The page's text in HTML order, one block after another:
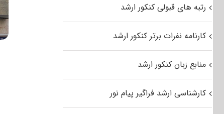
رتبه های قبولی کنکور ارشد
کارنامه نفرات برتر کنکور ارشد
منابع زبان کنکور ارشد
کارشناسی ارشد فراگیر پیام نور